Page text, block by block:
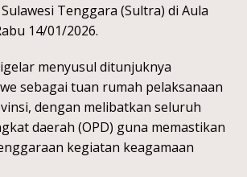
Tenggara (Sultra) di Aula
14/01/2026.
menyusul ditunjuknya
sebagai tuan rumah pelaksanaan
dengan melibatkan seluruh
daerah (OPD) guna memastikan
kegiatan keagamaan